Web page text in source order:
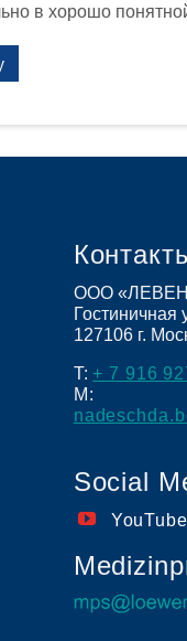
в хорошо
ООО
127106 г.
T: + 7 916
M:
Social
YouTube